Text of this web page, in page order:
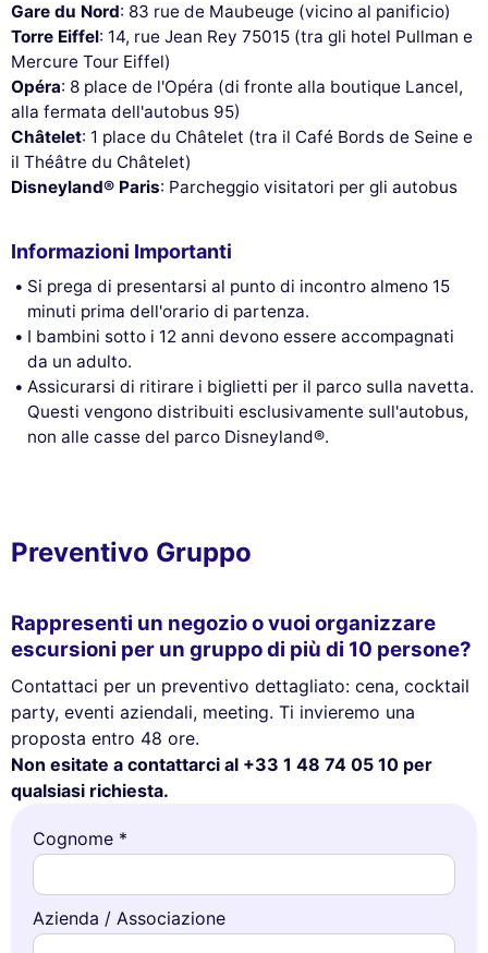
Gare du Nord: 83 rue de Maubeuge (vicino al panificio)
Torre Eiffel: 14, rue Jean Rey 75015 (tra gli hotel Pullman e
Mercure Tour Eiffel)
Opéra: 8 place de l'Opéra (di fronte alla boutique Lancel,
alla fermata dell'autobus 95)
Châtelet: 1 place du Châtelet (tra il Café Bords de Seine e
il Théâtre du Châtelet)
Disneyland® Paris: Parcheggio visitatori per gli autobus
Informazioni Importanti
Si prega di presentarsi al punto di incontro almeno 15
minuti prima dell'orario di partenza.
I bambini sotto i 12 anni devono essere accompagnati
da un adulto.
Assicurarsi di ritirare i biglietti per il parco sulla navetta.
Questi vengono distribuiti esclusivamente sull'autobus,
non alle casse del parco Disneyland®.
Preventivo Gruppo
Rappresenti un negozio o vuoi organizzare
escursioni per un gruppo di più di 10 persone?
Contattaci per un preventivo dettagliato: cena, cocktail
party, eventi aziendali, meeting. Ti invieremo una
proposta entro 48 ore.
Non esitate a contattarci al +33 1 48 74 05 10 per
qualsiasi richiesta.
Cognome *
Azienda / Associazione